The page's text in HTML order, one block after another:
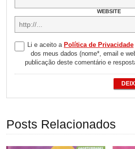
WEBSITE
Li e aceito a Política de Privacidade
dos meus dados (nome*, email e
publicação deste comentário e
Posts Relacionados